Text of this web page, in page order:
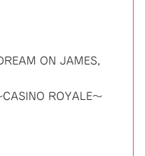
ON JAMES,
ROYALE～